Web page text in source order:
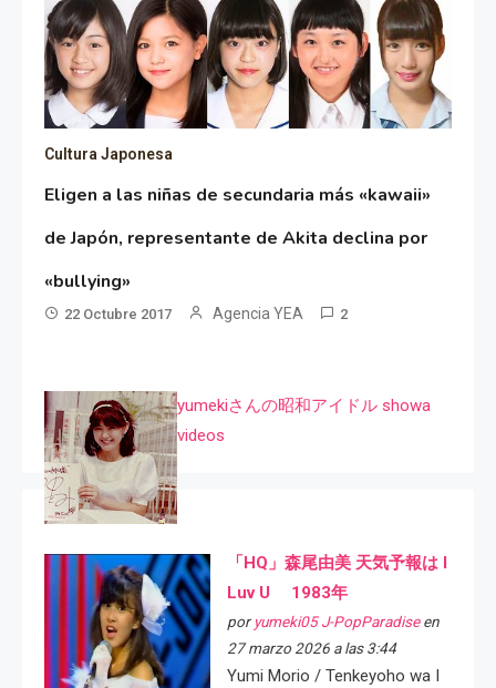
Cultura Japonesa
Eligen a las niñas de secundaria más «kawaii»
de Japón, representante de Akita declina por
«bullying»
22 Octubre 2017 Agencia YEA 2
yumekiさんの昭和アイドル showa
videos
「HQ」森尾由美 天気予報は I
Luv U 1983年
por yumeki05 J-PopParadiseen
27 marzo 2026 a las 3:44
Yumi Morio / Tenkeyoho wa I